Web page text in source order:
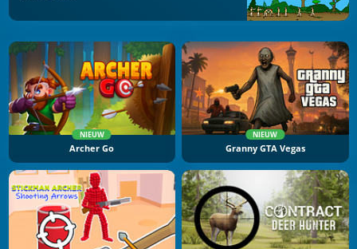
NIEUW
Archer Go
NIEUW
Granny GTA Vegas